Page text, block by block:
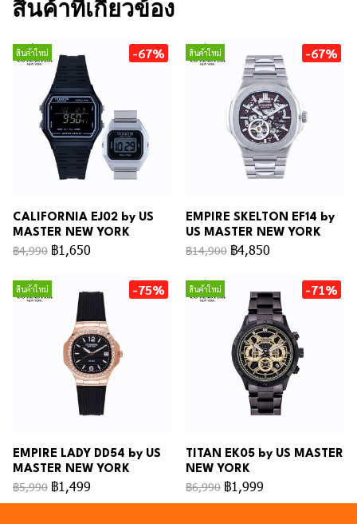
สินค้าที่เกี่ยวข้อง
สินค้าใหม่ -67%
CALIFORNIA EJ02 by US
MASTER NEW YORK
฿4,990 ฿1,650
สินค้าใหม่ -67%
EMPIRE SKELTON EF14 by
US MASTER NEW YORK
฿14,900 ฿4,850
สินค้าใหม่ -75%
EMPIRE LADY DD54 by US
MASTER NEW YORK
฿5,990 ฿1,499
สินค้าใหม่ -71%
TITAN EK05 by US MASTER
NEW YORK
฿6,990 ฿1,999